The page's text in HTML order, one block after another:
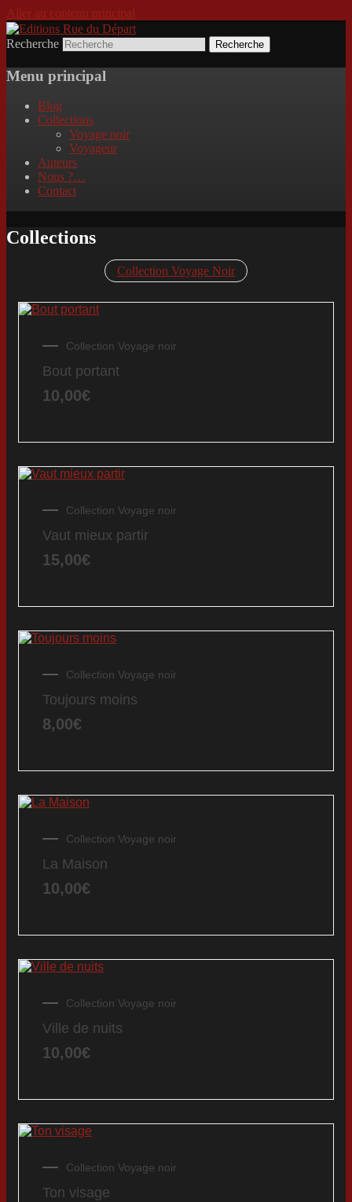
Aller au contenu principal
Editions Rue du Départ
Incitation au voyage, du roman noir au
poème.
Recherche
Menu principal
Blog
Collections
Voyage noir
Voyageur
Auteurs
Nous ?…
Contact
Collections
Collection Voyage Noir
Collection Voyage noir
Bout portant
10,00€
Collection Voyage noir
Vaut mieux partir
15,00€
Collection Voyage noir
Toujours moins
8,00€
Collection Voyage noir
La Maison
10,00€
Collection Voyage noir
Ville de nuits
10,00€
Collection Voyage noir
Ton visage